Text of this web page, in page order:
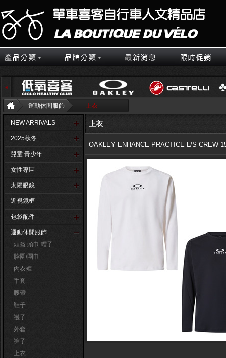
運動休閒服飾 上衣
NEW ARRIVALS
2025秋冬
兒童 青少年
女性專區
太陽眼鏡
近視鏡框
包袋配件
運動休閒服飾
頭盔 頭巾 帽子
脖圍/圍巾
內衣褲
手套
腰帶
鞋子
襪子
外套
褲子
上衣
上衣
OAKLEY ENHANCE PRACTICE L/S CREW